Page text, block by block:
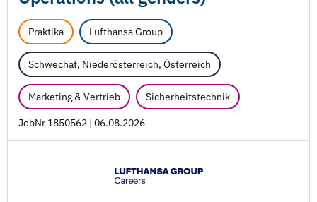
Praktika Lufthansa Group
Schwechat, Niederösterreich, Österreich
Marketing & Vertrieb Sicherheitstechnik
JobNr 1850562 | 06.08.2026